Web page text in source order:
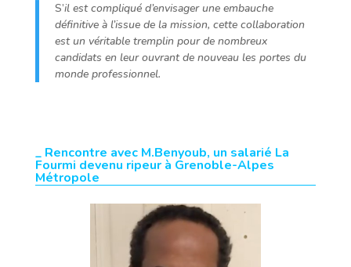
S’il est compliqué d’envisager une embauche
définitive à l’issue de la mission, cette collaboration
est un véritable tremplin pour de nombreux
candidats en leur ouvrant de nouveau les portes du
monde professionnel.
_ Rencontre avec M.Benyoub, un salarié La
Fourmi devenu ripeur à Grenoble-Alpes
Métropole